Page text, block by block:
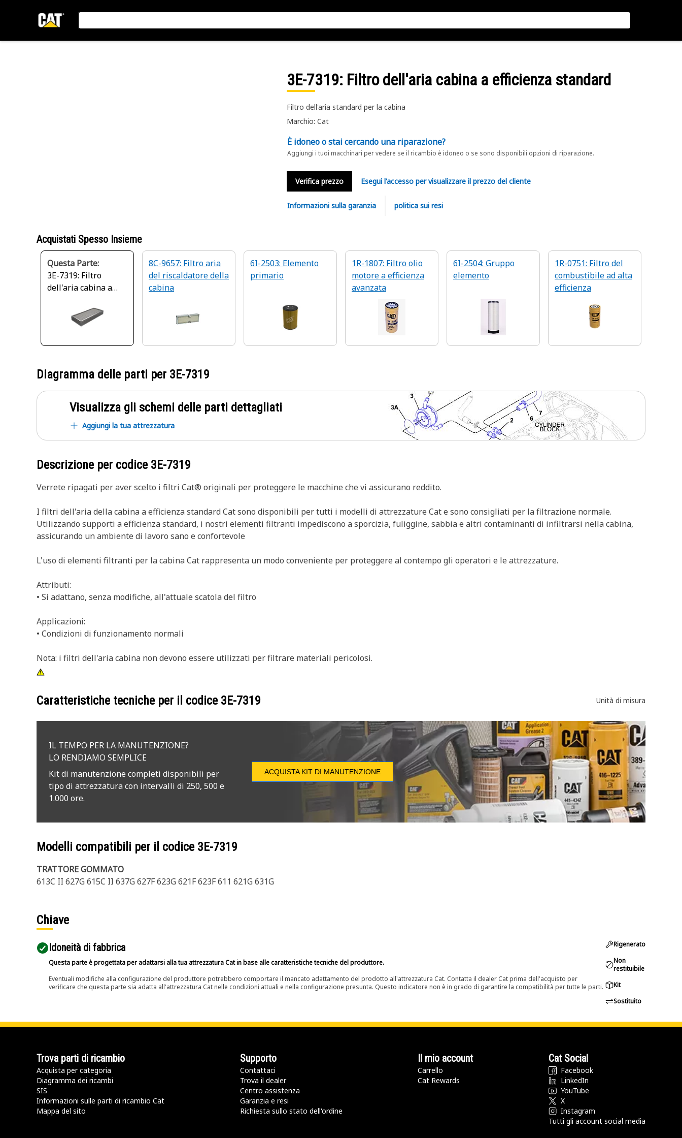
3E-7319: Filtro dell'aria cabina a efficienza standard
Filtro dell'aria standard per la cabina
Marchio: Cat
È idoneo o stai cercando una riparazione?
Aggiungi i tuoi macchinari per vedere se il ricambio è idoneo o se sono disponibili opzioni di riparazione.
Verifica prezzo Esegui l'accesso per visualizzare il prezzo del cliente
Informazioni sulla garanzia politica sui resi
Acquistati Spesso Insieme
Questa Parte:
3E-7319: Filtro
dell'aria cabina a
8C-9657: Filtro aria
del riscaldatore della
cabina
6I-2503: Elemento
primario
1R-1807: Filtro olio
motore a efficienza
avanzata
6I-2504: Gruppo
elemento
1R-0751: Filtro del
combustibile ad alta
efficienza
Diagramma delle parti per 3E-7319
Visualizza gli schemi delle parti dettagliati
Aggiungi la tua attrezzatura
Descrizione per codice 3E-7319
Verrete ripagati per aver scelto i filtri Cat® originali per proteggere le macchine che vi assicurano reddito.
I filtri dell'aria della cabina a efficienza standard Cat sono disponibili per tutti i modelli di attrezzature Cat e sono consigliati per la filtrazione normale.
Utilizzando supporti a efficienza standard, i nostri elementi filtranti impediscono a sporcizia, fuliggine, sabbia e altri contaminanti di infiltrarsi nella cabina,
assicurando un ambiente di lavoro sano e confortevole
L'uso di elementi filtranti per la cabina Cat rappresenta un modo conveniente per proteggere al contempo gli operatori e le attrezzature.
Attributi:
• Si adattano, senza modifiche, all'attuale scatola del filtro
Applicazioni:
• Condizioni di funzionamento normali
Nota: i filtri dell'aria cabina non devono essere utilizzati per filtrare materiali pericolosi.
Caratteristiche tecniche per il codice 3E-7319 Unità di misura
IL TEMPO PER LA MANUTENZIONE?
LO RENDIAMO SEMPLICE
Kit di manutenzione completi disponibili per
tipo di attrezzatura con intervalli di 250, 500 e
1.000 ore.
ACQUISTA KIT DI MANUTENZIONE
Modelli compatibili per il codice 3E-7319
TRATTORE GOMMATO
613C II 627G 615C II 637G 627F 623G 621F 623F 611 621G 631G
Chiave
Idoneità di fabbrica
Questa parte è progettata per adattarsi alla tua attrezzatura Cat in base alle caratteristiche tecniche del produttore.
Eventuali modifiche alla configurazione del produttore potrebbero comportare il mancato adattamento del prodotto all'attrezzatura Cat. Contatta il dealer Cat prima dell'acquisto per
verificare che questa parte sia adatta all'attrezzatura Cat nelle condizioni attuali e nella configurazione presunta. Questo indicatore non è in grado di garantire la compatibilità per tutte le parti.
Rigenerato
Non
restituibile
Kit
Sostituito
Trova parti di ricambio
Acquista per categoria
Diagramma dei ricambi
SIS
Informazioni sulle parti di ricambio Cat
Mappa del sito
Supporto
Contattaci
Trova il dealer
Centro assistenza
Garanzia e resi
Richiesta sullo stato dell'ordine
Il mio account
Carrello
Cat Rewards
Cat Social
Facebook
LinkedIn
YouTube
X
Instagram
Tutti gli account social media